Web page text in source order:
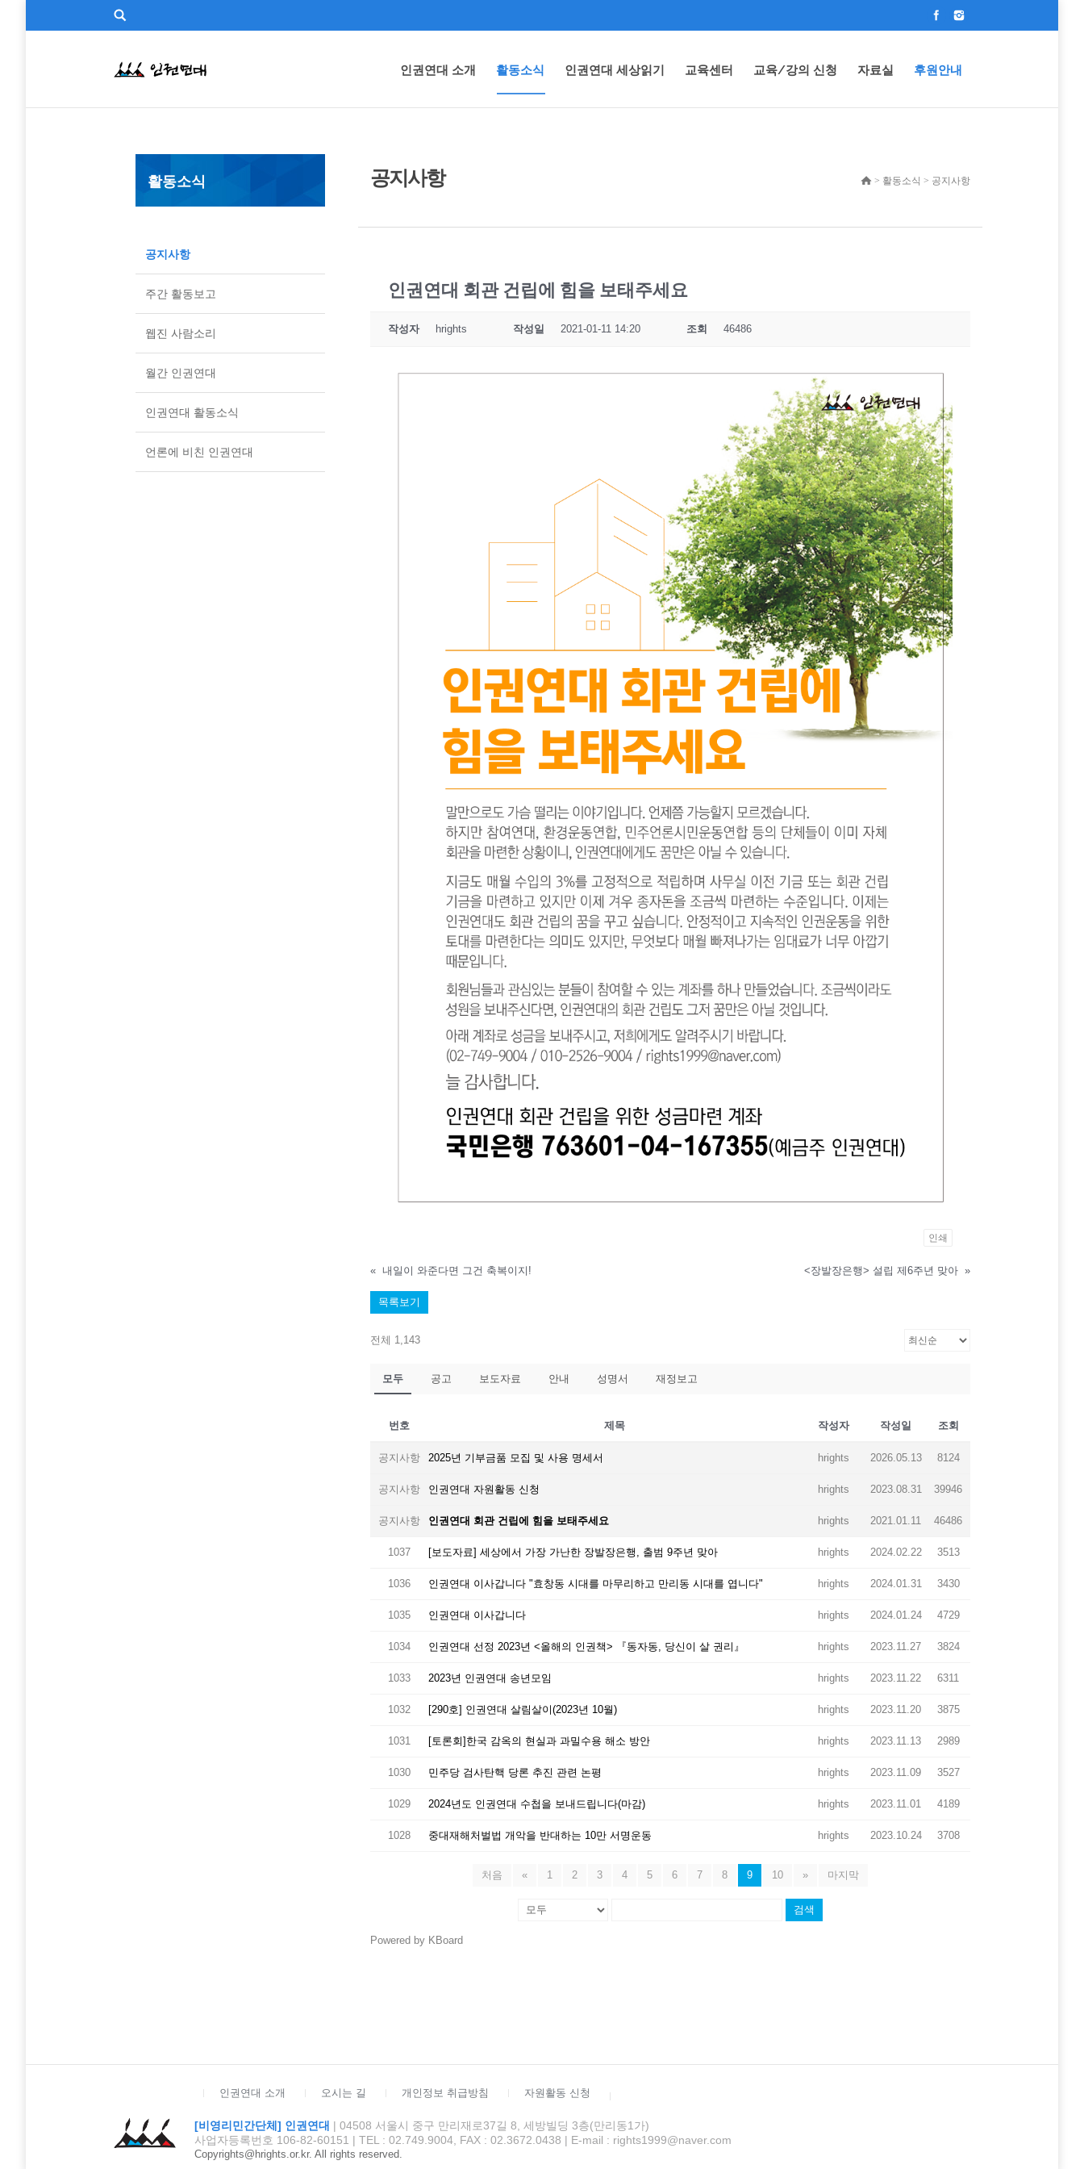
인권연대 소개 활동소식 인권연대 세상읽기 교육센터 교육/강의 신청 자료실 후원안내
활동소식
공지사항
주간 활동보고
웹진 사람소리
월간 인권연대
인권연대 활동소식
언론에 비친 인권연대
공지사항 > 활동소식 > 공지사항
인권연대 회관 건립에 힘을 보태주세요
작성자 hrights 작성일 2021-01-11 14:20 조회 46486
인쇄
« 내일이 와준다면 그건 축복이지! <장발장은행> 설립 제6주년 맞아 »
목록보기
전체 1,143
모두 공고 보도자료 안내 성명서 재정보고
번호 제목 작성자 작성일 조회
공지사항 2025년 기부금품 모집 및 사용 명세서 hrights 2026.05.13 8124
공지사항 인권연대 자원활동 신청 hrights 2023.08.31 39946
공지사항 인권연대 회관 건립에 힘을 보태주세요 hrights 2021.01.11 46486
1037 [보도자료] 세상에서 가장 가난한 장발장은행, 출범 9주년 맞아 hrights 2024.02.22 3513
1036 인권연대 이사갑니다 "효창동 시대를 마무리하고 만리동 시대를 엽니다" hrights 2024.01.31 3430
1035 인권연대 이사갑니다 hrights 2024.01.24 4729
1034 인권연대 선정 2023년 <올해의 인권책> 『동자동, 당신이 살 권리』 hrights 2023.11.27 3824
1033 2023년 인권연대 송년모임 hrights 2023.11.22 6311
1032 [290호] 인권연대 살림살이(2023년 10월) hrights 2023.11.20 3875
1031 [토론회]한국 감옥의 현실과 과밀수용 해소 방안 hrights 2023.11.13 2989
1030 민주당 검사탄핵 당론 추진 관련 논평 hrights 2023.11.09 3527
1029 2024년도 인권연대 수첩을 보내드립니다(마감) hrights 2023.11.01 4189
1028 중대재해처벌법 개악을 반대하는 10만 서명운동 hrights 2023.10.24 3708
처음 « 1 2 3 4 5 6 7 8 9 10 » 마지막
검색
Powered by KBoard
인권연대 소개 오시는 길 개인정보 취급방침 자원활동 신청
[비영리민간단체] 인권연대 | 04508 서울시 중구 만리재로37길 8, 세방빌딩 3층(만리동1가)
사업자등록번호 106-82-60151 | TEL : 02.749.9004, FAX : 02.3672.0438 | E-mail : rights1999@naver.com
Copyrights@hrights.or.kr. All rights reserved.